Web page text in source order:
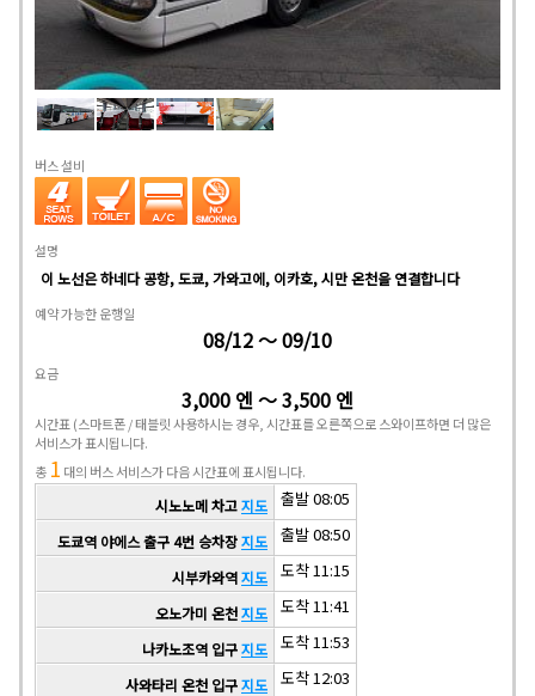
버스 설비
설명
이 노선은 하네다 공항, 도쿄, 가와고에, 이카호, 시만 온천을 연결합니다
예약 가능한 운행일
08/12 ～ 09/10
요금
3,000 엔 ～ 3,500 엔
시간표 (스마트폰 / 태블릿 사용하시는 경우, 시간표를 오른쪽으로 스와이프하면 더 많은
서비스가 표시됩니다.
총 1 대의 버스 서비스가 다음 시간표에 표시됩니다.
시노노메 차고지도 출발 08:05
도쿄역 야에스 출구 4번 승차장지도 출발 08:50
시부카와역지도 도착 11:15
오노가미 온천지도 도착 11:41
나카노조역 입구지도 도착 11:53
사와타리 온천 입구지도 도착 12:03